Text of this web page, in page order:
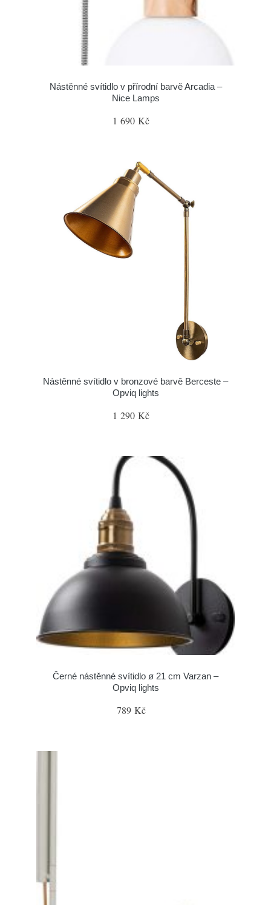
Nástěnné svítidlo v přírodní barvě Arcadia –
Nice Lamps
1 690 Kč
Nástěnné svítidlo v bronzové barvě Berceste –
Opviq lights
1 290 Kč
Černé nástěnné svítidlo ø 21 cm Varzan –
Opviq lights
789 Kč